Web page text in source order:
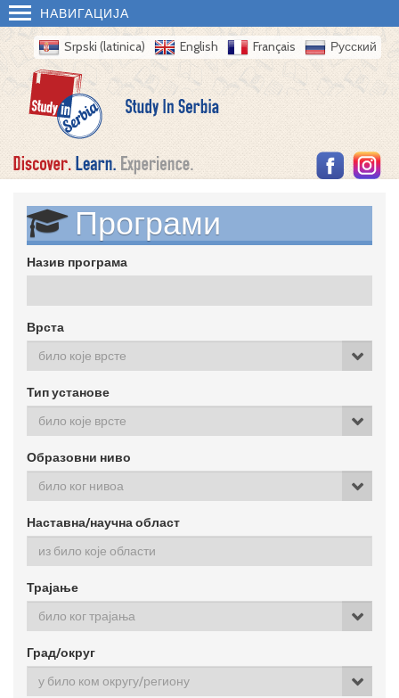
НАВИГАЦИЈА
Srpski (latinica) English Français Русский
Програми
Назив програма
Врста
било које врсте
Тип установе
било које врсте
Образовни ниво
било ког нивоа
Наставна/научна област
Трајање
било ког трајања
Град/округ
у било ком округу/региону